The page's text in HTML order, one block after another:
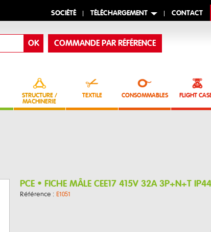
SOCIÉTÉ TÉLÉCHARGEMENT CONTACT
COMMANDE PAR RÉFÉRENCE
STRUCTURE /
MACHINERIE
TEXTILE CONSOMMABLES FLIGHT
PCE • FICHE MÂLE CEE17 415V 32A 3P+N+T
Référence : E1051